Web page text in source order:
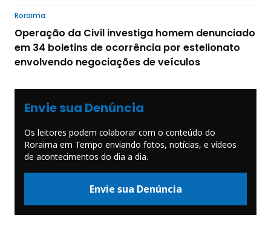
Roraima
Operação da Civil investiga homem denunciado
em 34 boletins de ocorrência por estelionato
envolvendo negociações de veículos
Envie sua Denúncia
Os leitores podem colaborar com o conteúdo do
Roraima em Tempo enviando fotos, notícias, e vídeos
de acontecimentos do dia a dia.
Envie sua Denúncia